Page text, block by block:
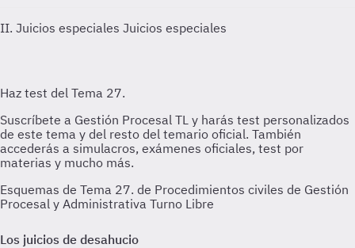
II. Juicios especiales Juicios especiales
Esquemas de Tema 27. de Procedimientos civiles de Gestión
Procesal y Administrativa Turno Libre
Los juicios de desahucio